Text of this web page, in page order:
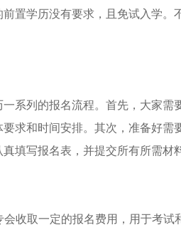
置学历没有要求，且免试入学
系列的报名流程。首先，大家需
求和时间安排。其次，准备好需
填写报名表，并提交所有所需材
收取一定的报名费用，用于考